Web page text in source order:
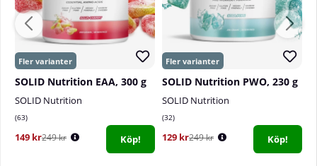
SOLID Nutrition EAA, 300 g
SOLID Nutrition
63
149 kr249 kr Köp!
SOLID Nutrition PWO, 230 g
SOLID Nutrition
32
129 kr249 kr Köp!